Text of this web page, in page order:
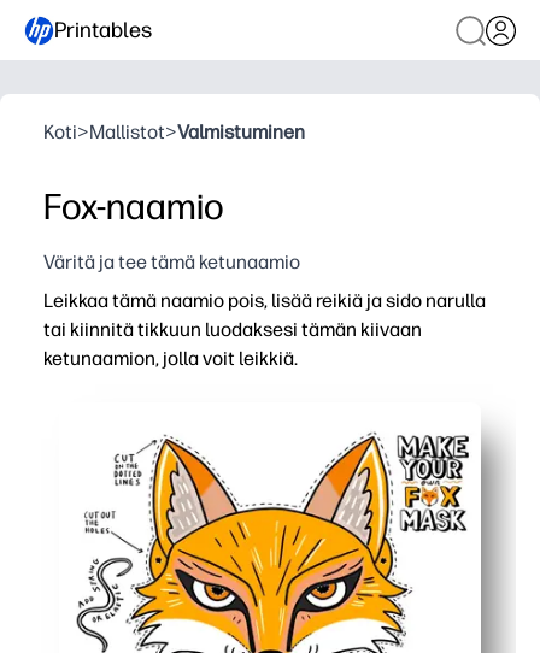
Printables
Koti>Mallistot>Valmistuminen
Fox-naamio
Väritä ja tee tämä ketunaamio
Leikkaa tämä naamio pois, lisää reikiä ja sido narulla
tai kiinnitä tikkuun luodaksesi tämän kiivaan
ketunaamion, jolla voit leikkiä.
Herättää mielikuvitusta - lapsesi sukeltavat
Joustava käyttö - voit käyttää narulla tai pitää tikkua
Nopea, siisti askartelu - rakentaa lasten saksitaitoja